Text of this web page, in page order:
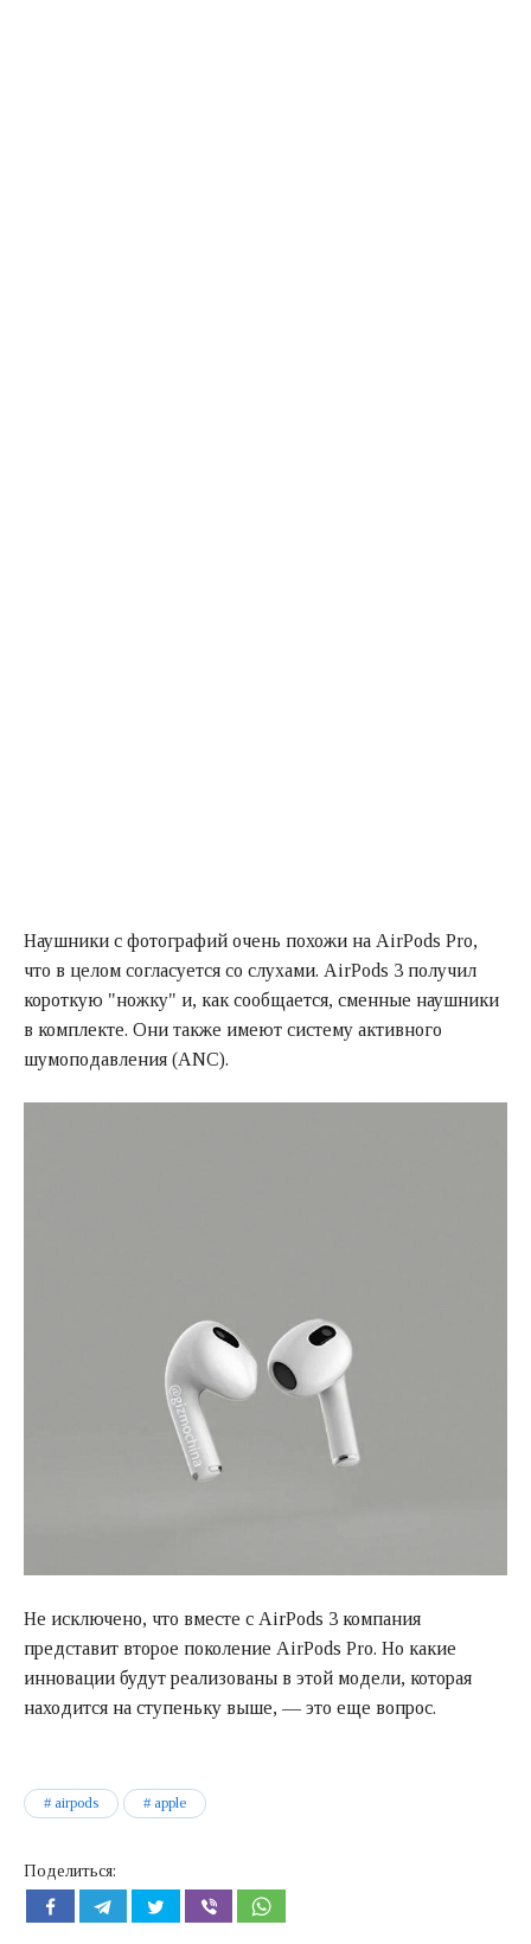
Наушники с фотографий очень похожи на AirPods Pro,
что в целом согласуется со слухами. AirPods 3 получил
короткую "ножку" и, как сообщается, сменные наушники
в комплекте. Они также имеют систему активного
шумоподавления (ANC).
Не исключено, что вместе с AirPods 3 компания
представит второе поколение AirPods Pro. Но какие
инновации будут реализованы в этой модели, которая
находится на ступеньку выше, — это еще вопрос.
airpods apple
Поделиться: